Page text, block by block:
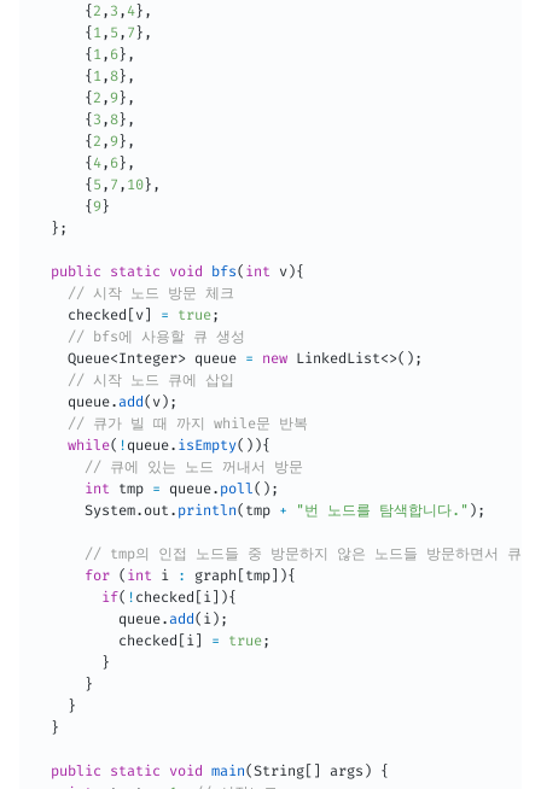
{ 2 , 3 , 4 } ,
{ 1, 5 , 7 } ,
{ 1, 6 } ,
{ 1,8 } ,
{ 2 ,9 } ,
{ 3 ,8 } ,
{ 2 ,9 } ,
{ 4, 6 } ,
{ 5 , 7 , 10 } ,
{9 }
} ;
public static void bfs( int v ){
// 시작 노드 방문 체크
    checked
v = true;
// bfs에 사용할 큐 생성
Queue<Integer> queue = new LinkedList<>( ) ;
// 시작 노드 큐에 삽입
    queue
.add ( v ) ;
// 큐가 빌 때 까지 while문 반복
while( ! queue. isEmpty( ) ){
// 큐에 있는 노드 꺼내서 방문
int tmp = queue. poll( ) ;
System. out . println( tmp + "번 노드를 탐색합니다." ) ;
// tmp의 인접 노드들 중 방문하지 않은 노드들 방문하면서 큐에
for ( int i : graph tmp ){
if( ! checked i ){
          queue
.add ( i ) ;
          checked
i = true;
}
}
}
}
public static void main(String args )
{